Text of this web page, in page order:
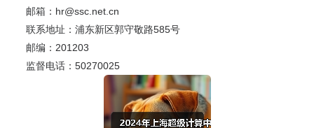
邮箱：hr@ssc.net.cn
联系地址：浦东新区郭守敬路585号
邮编：201203
监督电话：50270025